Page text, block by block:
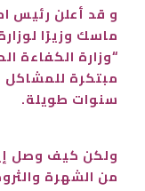
و قد أعلن رئيس
ماسك وزيرًا
“وزارة الكفاءة
مبتكرة للمشاكل
سنوات طويلة.
ولكن كيف وصل
من الشهرة